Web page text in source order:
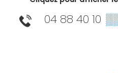
04 88 40 10